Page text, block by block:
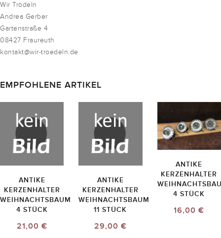
Wir Trödeln
Andrea Gerber
Gartenstraße 4
08427 Fraureuth
kontakt@wir-troedeln.de
EMPFOHLENE ARTIKEL
ANTIKE
KERZENHALTER
WEIHNACHTSBAUM
4 STÜCK
21,00 €
ANTIKE
KERZENHALTER
WEIHNACHTSBAUM
11 STÜCK
29,00 €
ANTIKE
KERZENHALTER
4 STÜCK
16,00 €